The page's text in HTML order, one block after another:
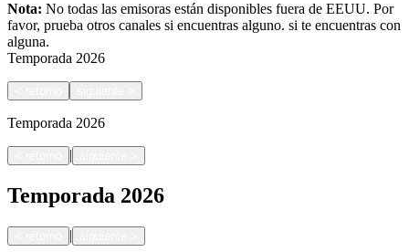
Nota: No todas las emisoras están disponibles fuera de EEUU. Por
favor, prueba otros canales si encuentras alguno. si te encuentras con
alguna.
Temporada 2026
Temporada 2026
|
Temporada 2026
|